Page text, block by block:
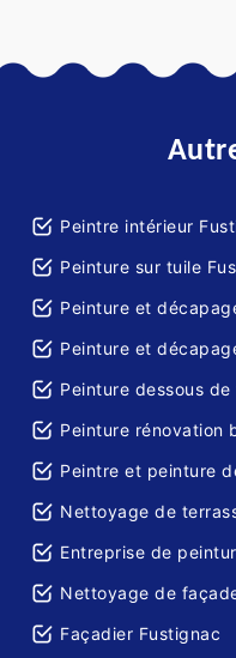
Peintre intérieur
Peinture sur tuile
Peinture et
Peinture et
Peinture dessous
Peinture rénovation
Peintre et peinture
Nettoyage de
Entreprise de
Nettoyage de
Façadier Fustignac